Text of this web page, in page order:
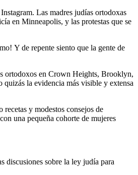
Las madres judías ortodoxas
en Minneapolis, y las protestas que se
Y de repente siento que la gente de
ortodoxos en Crown Heights, Brooklyn,
quizás la evidencia más visible y extensa
y modestos consejos de
una pequeña cohorte de mujeres
discusiones sobre la ley judía para